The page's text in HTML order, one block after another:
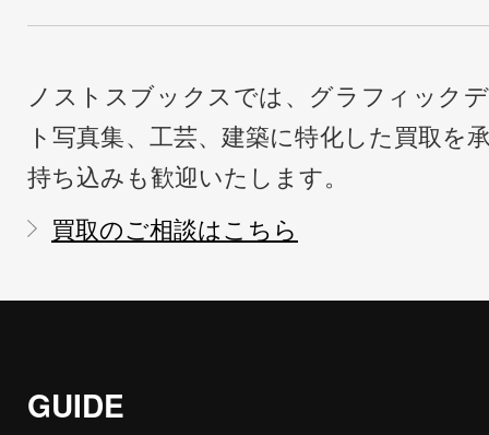
ノストスブックスでは、グラフィック
ト写真集、工芸、建築に特化した買取を
持ち込みも歓迎いたします。
買取のご相談はこちら
GUIDE